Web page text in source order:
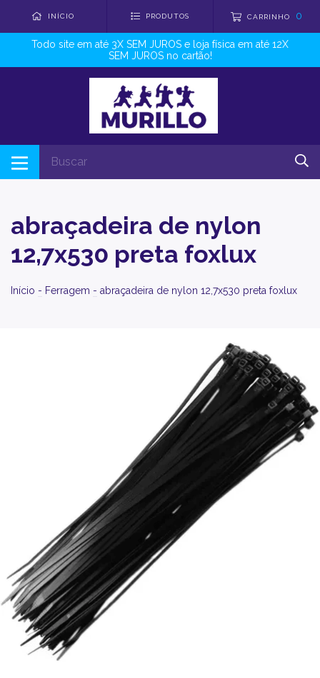
INÍCIO PRODUTOS CARRINHO 0
Todo site em até 3X SEM JUROS e loja física em até 12X
SEM JUROS no cartão!
abraçadeira de nylon
12,7x530 preta foxlux
Início - Ferragem - abraçadeira de nylon 12,7x530 preta foxlux